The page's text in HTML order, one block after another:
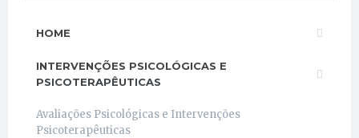
HOME
INTERVENÇÕES PSICOLÓGICAS E
PSICOTERAPÊUTICAS
Avaliações Psicológicas e Intervenções
Psicoterapêuticas